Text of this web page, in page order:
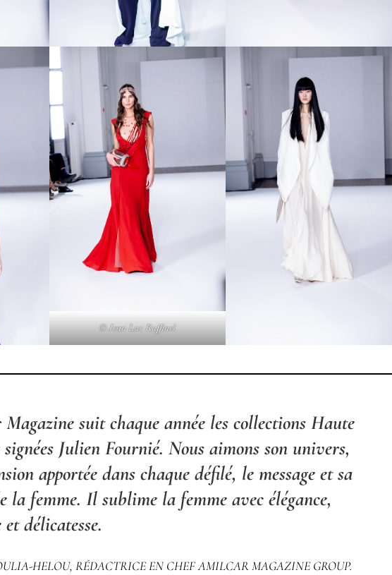
© Jean Luc Ruffinel.
suit chaque année les collections Haute
Julien Fournié. Nous aimons son univers,
apportée dans chaque défilé, le message et sa
la femme. Il sublime la femme avec élégance,
et délicatesse.
HELOU, RÉDACTRICE EN CHEF AMILCAR MAGAZINE GROUP.